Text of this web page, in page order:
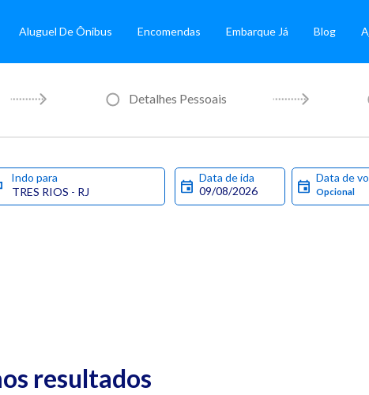
Aluguel De Ônibus Encomendas Embarque Já Blog
Detalhes Pessoais
Indo para Data de ida Data de
resultados